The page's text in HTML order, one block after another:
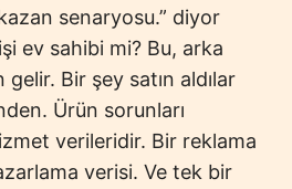
senaryosu.” diyor
ev sahibi mi? Bu, arka
Bir şey satın aldılar
Ürün sorunları
verileridir. Bir reklama
verisi. Ve tek bir